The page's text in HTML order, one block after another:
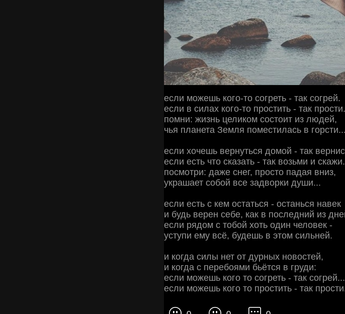
если можешь кого-то согреть - так согрей.
если в силах кого-то простить - так прости.
помни: жизнь целиком состоит из людей,
чья планета Земля поместилась в горсти...
если хочешь вернуться домой - так
если есть что сказать - так возьми и скажи.
посмотри: даже снег, просто падая вниз,
украшает собой все задворки души...
если есть с кем остаться - останься навек
и будь верен себе, как в последний из
если рядом с тобой хоть один человек -
уступи ему всё, будешь в этом сильней.
и когда силы нет от дурных новостей,
и когда с перебоями бьётся в груди:
если можешь кого то согреть - так согрей...
если можешь кого то простить - так